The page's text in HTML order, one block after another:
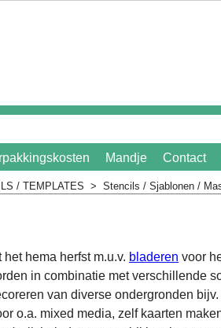
Mandje Contact
/ TEMPLATES > Stencils / Sjablonen /
hema herfst m.u.v. bladeren voor
in combinatie met verschillende
van diverse ondergronden
o.a. mixed media, zelf kaarten